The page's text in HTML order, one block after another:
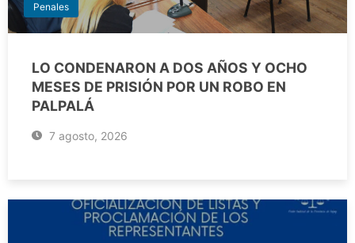
Penales
LO CONDENARON A DOS AÑOS Y OCHO
MESES DE PRISIÓN POR UN ROBO EN
PALPALÁ
7 agosto, 2026